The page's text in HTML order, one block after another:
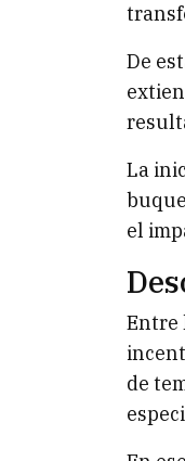
De
La
el
Entre
de